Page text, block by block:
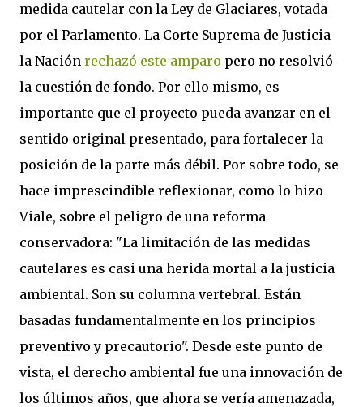
medida cautelar con la Ley de Glaciares, votada
por el Parlamento. La Corte Suprema de Justicia
la Nación rechazó este amparo pero no resolvió
la cuestión de fondo. Por ello mismo, es
importante que el proyecto pueda avanzar en el
sentido original presentado, para fortalecer la
posición de la parte más débil. Por sobre todo, se
hace imprescindible reflexionar, como lo hizo
Viale, sobre el peligro de una reforma
conservadora: "La limitación de las medidas
cautelares es casi una herida mortal a la justicia
ambiental. Son su columna vertebral. Están
basadas fundamentalmente en los principios
preventivo y precautorio". Desde este punto de
vista, el derecho ambiental fue una innovación de
los últimos años, que ahora se vería amenazada,